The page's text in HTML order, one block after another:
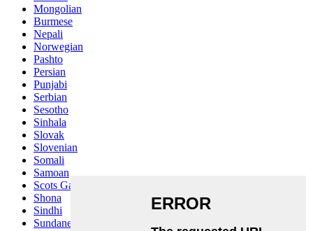
Mongolian
Burmese
Nepali
Norwegian
Pashto
Persian
Punjabi
Serbian
Sesotho
Sinhala
Slovak
Slovenian
Somali
Samoan
Scots Gaelic
Shona
Sindhi
Sundanese